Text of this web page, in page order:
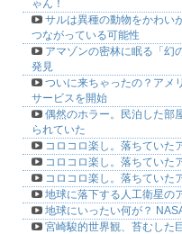
ゃん！
サルは異種の動物をかわい
つながっている可能性
アマゾンの密林に眠る「幻
発見
ついに来ちゃったの？アメ
サービスを開始
偶然のホラー。民泊した部
られていた
コロコロ楽し。落ちていた
コロコロ楽し。落ちていた
コロコロ楽し。落ちていた
地球に落下する人工衛星の
地球にいったい何が？
宮崎駿的世界観、苔むした